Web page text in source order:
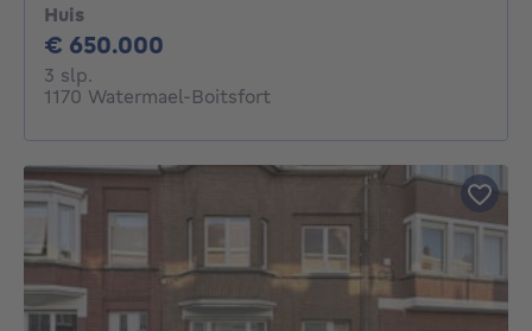
Huis
€ 650.000
3 slp.
1170 Watermael-Boitsfort